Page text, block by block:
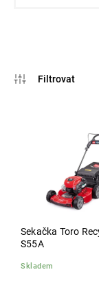
Sekačka Toro
S55A
Skladem